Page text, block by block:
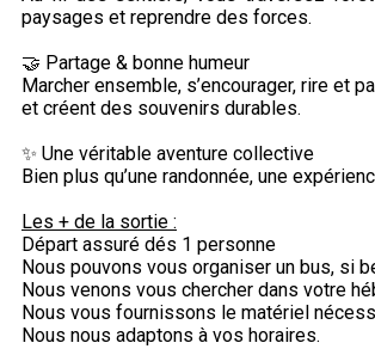
paysages et reprendre des forces.
🤝 Partage & bonne humeur
Marcher ensemble, s’encourager, rire et
et créent des souvenirs durables.
✨ Une véritable aventure collective
Bien plus qu’une randonnée, une
Les + de la sortie :
Départ assuré dés 1 personne
Nous pouvons vous organiser un bus, si
Nous venons vous chercher dans votre
Nous vous fournissons le matériel
Nous nous adaptons à vos horaires.